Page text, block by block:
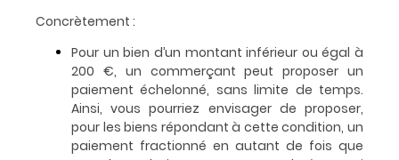
Concrètement :
Pour un bien d’un montant inférieur ou égal à
200 €, un commerçant peut proposer un
paiement échelonné, sans limite de temps.
Ainsi, vous pourriez envisager de proposer,
pour les biens répondant à cette condition, un
paiement fractionné en autant de fois que